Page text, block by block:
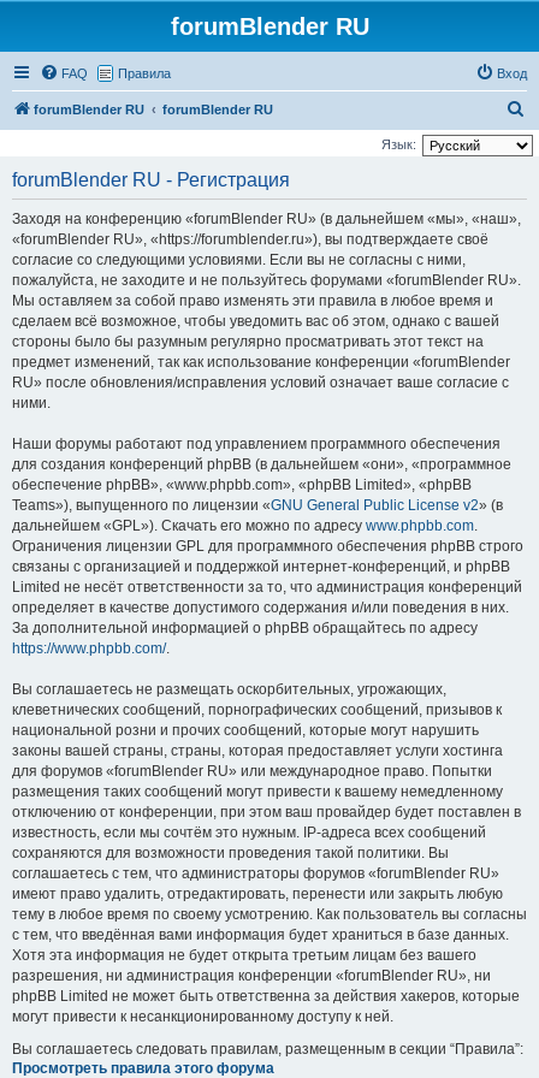
forumBlender RU
FAQ Правила Вход
forumBlender RU forumBlender RU
о
Язык:
forumBlender RU - Регистрация
Заходя на конференцию «forumBlender RU» (в дальнейшем «мы», «наш»,
«forumBlender RU», «https://forumblender.ru»), вы подтверждаете своё
согласие со следующими условиями. Если вы не согласны с ними,
пожалуйста, не заходите и не пользуйтесь форумами «forumBlender RU».
Мы оставляем за собой право изменять эти правила в любое время и
сделаем всё возможное, чтобы уведомить вас об этом, однако с вашей
стороны было бы разумным регулярно просматривать этот текст на
предмет изменений, так как использование конференции «forumBlender
RU» после обновления/исправления условий означает ваше согласие с
ними.
Наши форумы работают под управлением программного обеспечения
для создания конференций phpBB (в дальнейшем «они», «программное
обеспечение phpBB», «www.phpbb.com», «phpBB Limited», «phpBB
Teams»), выпущенного по лицензии «GNU General Public License v2» (в
дальнейшем «GPL»). Скачать его можно по адресу www.phpbb.com.
Ограничения лицензии GPL для программного обеспечения phpBB строго
связаны с организацией и поддержкой интернет-конференций, и phpBB
Limited не несёт ответственности за то, что администрация конференций
определяет в качестве допустимого содержания и/или поведения в них.
За дополнительной информацией о phpBB обращайтесь по адресу
https://www.phpbb.com/.
Вы соглашаетесь не размещать оскорбительных, угрожающих,
клеветнических сообщений, порнографических сообщений, призывов к
национальной розни и прочих сообщений, которые могут нарушить
законы вашей страны, страны, которая предоставляет услуги хостинга
для форумов «forumBlender RU» или международное право. Попытки
размещения таких сообщений могут привести к вашему немедленному
отключению от конференции, при этом ваш провайдер будет поставлен в
известность, если мы сочтём это нужным. IP-адреса всех сообщений
сохраняются для возможности проведения такой политики. Вы
соглашаетесь с тем, что администраторы форумов «forumBlender RU»
имеют право удалить, отредактировать, перенести или закрыть любую
тему в любое время по своему усмотрению. Как пользователь вы согласны
с тем, что введённая вами информация будет храниться в базе данных.
Хотя эта информация не будет открыта третьим лицам без вашего
разрешения, ни администрация конференции «forumBlender RU», ни
phpBB Limited не может быть ответственна за действия хакеров, которые
могут привести к несанкционированному доступу к ней.
Вы соглашаетесь следовать правилам, размещенным в секции “Правила”:
Просмотреть правила этого форума